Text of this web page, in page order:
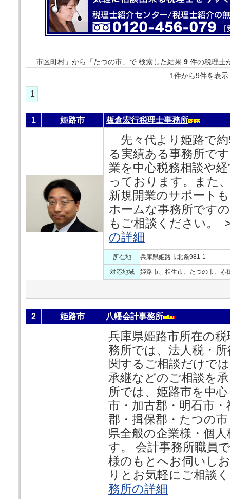
市区町村」から「たつの市」で 検索した結果 9 件の税理士
1件から9件を
1
1 姫路市 板倉宏行税理士事務所
先々代より姫路で
る実績ある事務所で
業を中心税務相談や
っております。また
新規開業のサポート
ホームな事務所です
もご相談ください。
の詳細
所在地 兵庫県姫路市北条981-1
対応地域 姫路市、相生市、たつの市、赤
2 姫路市 八幡会計事務所
兵庫県姫路市所在の
務所では、法人税・
関するご相談だけで
承継などのご相談を
所では、姫路市を中
市・加古郡・明石市
郡・揖保郡・たつの
県全般の企業様・個
す。 会計事務所職員
様のもとへお伺いし
りとお気軽にご相談
務所の詳細